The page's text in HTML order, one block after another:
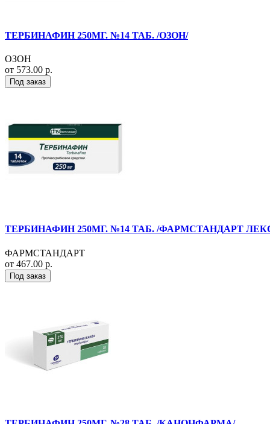
ТЕРБИНАФИН 250МГ. №14 ТАБ. /ОЗОН/
ОЗОН
от 573.00 р.
Под заказ
ТЕРБИНАФИН 250МГ. №14 ТАБ. /ФАРМСТАНДАРТ
ФАРМСТАНДАРТ
от 467.00 р.
Под заказ